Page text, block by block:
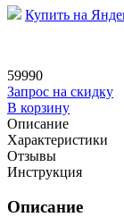
Купить на
59990
Запрос на скидку
В корзину
Описание
Характеристики
Отзывы
Инструкция
Описание